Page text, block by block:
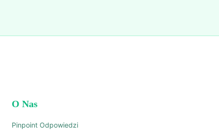
O Nas
Pinpoint Odpowiedzi